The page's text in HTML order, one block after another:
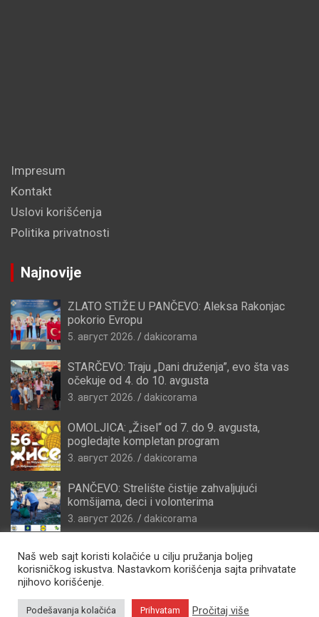
Impresum
Kontakt
Uslovi korišćenja
Politika privatnosti
Najnovije
ZLATO STIŽE U PANČEVO: Aleksa Rakonjac
pokorio Evropu
5. август 2026. dakicorama
STARČEVO: Traju „Dani druženja”, evo šta vas
očekuje od 4. do 10. avgusta
3. август 2026. dakicorama
OMOLJICA: „Žisel“ od 7. do 9. avgusta,
pogledajte kompletan program
3. август 2026. dakicorama
PANČEVO: Strelište čistije zahvaljujući
komšijama, deci i volonterima
3. август 2026. dakicorama
Naš web sajt koristi kolačiće u cilju pružanja boljeg
korisničkog iskustva. Nastavkom korišćenja sajta prihvatate
njihovo korišćenje.
Podešavanja kolačića Prihvatam Pročitaj više